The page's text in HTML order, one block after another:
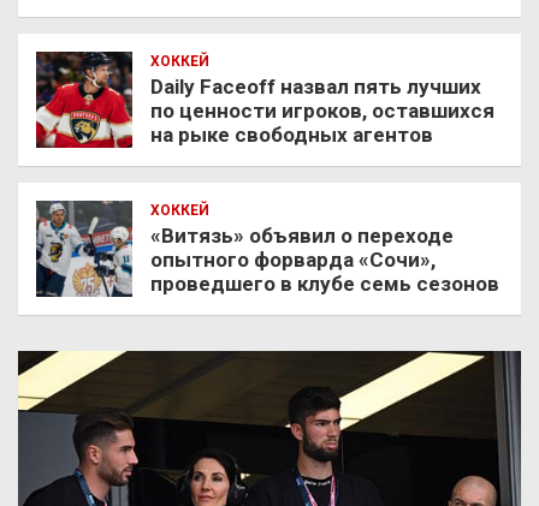
ХОККЕЙ
Daily Faceoff назвал пять лучших
по ценности игроков, оставшихся
на рыке свободных агентов
ХОККЕЙ
«Витязь» объявил о переходе
опытного форварда «Сочи»,
проведшего в клубе семь сезонов